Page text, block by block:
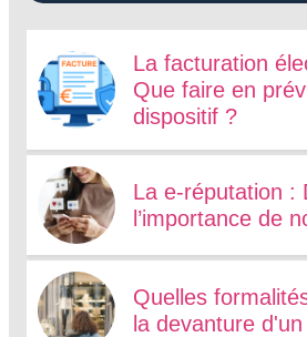
La facturation
Que faire en
dispositif ?
La e-réputation :
l’importance de
Quelles
la devanture